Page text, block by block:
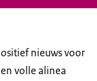
nieuws voor
volle alinea